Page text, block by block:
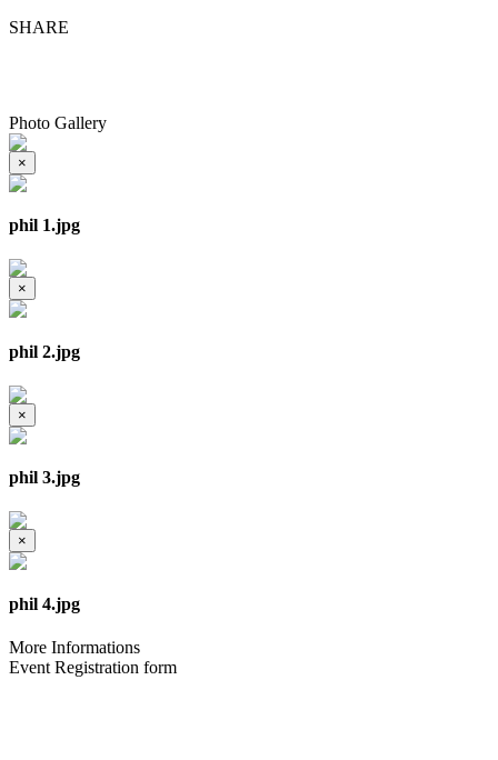
SHARE
Photo Gallery
×
phil 1.jpg
×
phil 2.jpg
×
phil 3.jpg
×
phil 4.jpg
More Informations
Event Registration form